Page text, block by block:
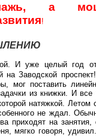
, а
!
. И уже целый год
на Заводской проспект!
, мог поставить
из книжки. И все
натяжкой. Летом
не ждал.
приходят на занятия,
,мягко говоря,удивил.